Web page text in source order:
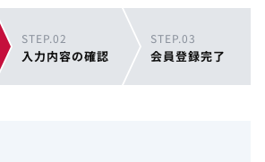
STEP.02
入力内容の確認
STEP.03
会員登録完了